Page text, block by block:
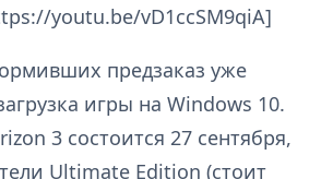
youtu.be/vD1ccSM9qiA]
предзаказ уже
игры на Windows 10.
3 состоится 27 сентября,
Ultimate Edition (стоит